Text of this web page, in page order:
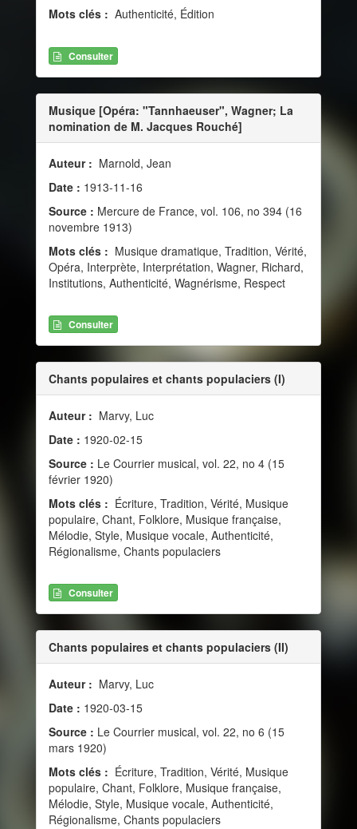
Mots clés : Authenticité, Édition
Consulter
Musique [Opéra: "Tannhaeuser", Wagner; La
nomination de M. Jacques Rouché]
Auteur : Marnold, Jean
Date : 1913-11-16
Source : Mercure de France, vol. 106, no 394 (16
novembre 1913)
Mots clés : Musique dramatique, Tradition, Vérité,
Opéra, Interprète, Interprétation, Wagner, Richard,
Institutions, Authenticité, Wagnérisme, Respect
Consulter
Chants populaires et chants populaciers (I)
Auteur : Marvy, Luc
Date : 1920-02-15
Source : Le Courrier musical, vol. 22, no 4 (15
février 1920)
Mots clés : Écriture, Tradition, Vérité, Musique
populaire, Chant, Folklore, Musique française,
Mélodie, Style, Musique vocale, Authenticité,
Régionalisme, Chants populaciers
Consulter
Chants populaires et chants populaciers (II)
Auteur : Marvy, Luc
Date : 1920-03-15
Source : Le Courrier musical, vol. 22, no 6 (15
mars 1920)
Mots clés : Écriture, Tradition, Vérité, Musique
populaire, Chant, Folklore, Musique française,
Mélodie, Style, Musique vocale, Authenticité,
Régionalisme, Chants populaciers